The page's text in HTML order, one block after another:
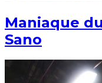
Maniaque
Sano